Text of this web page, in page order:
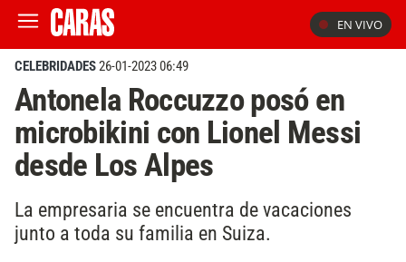
EN VIVO
CELEBRIDADES26-01-2023 06:49
Antonela Roccuzzo posó en
microbikini con Lionel Messi
desde Los Alpes
La empresaria se encuentra de vacaciones
junto a toda su familia en Suiza.